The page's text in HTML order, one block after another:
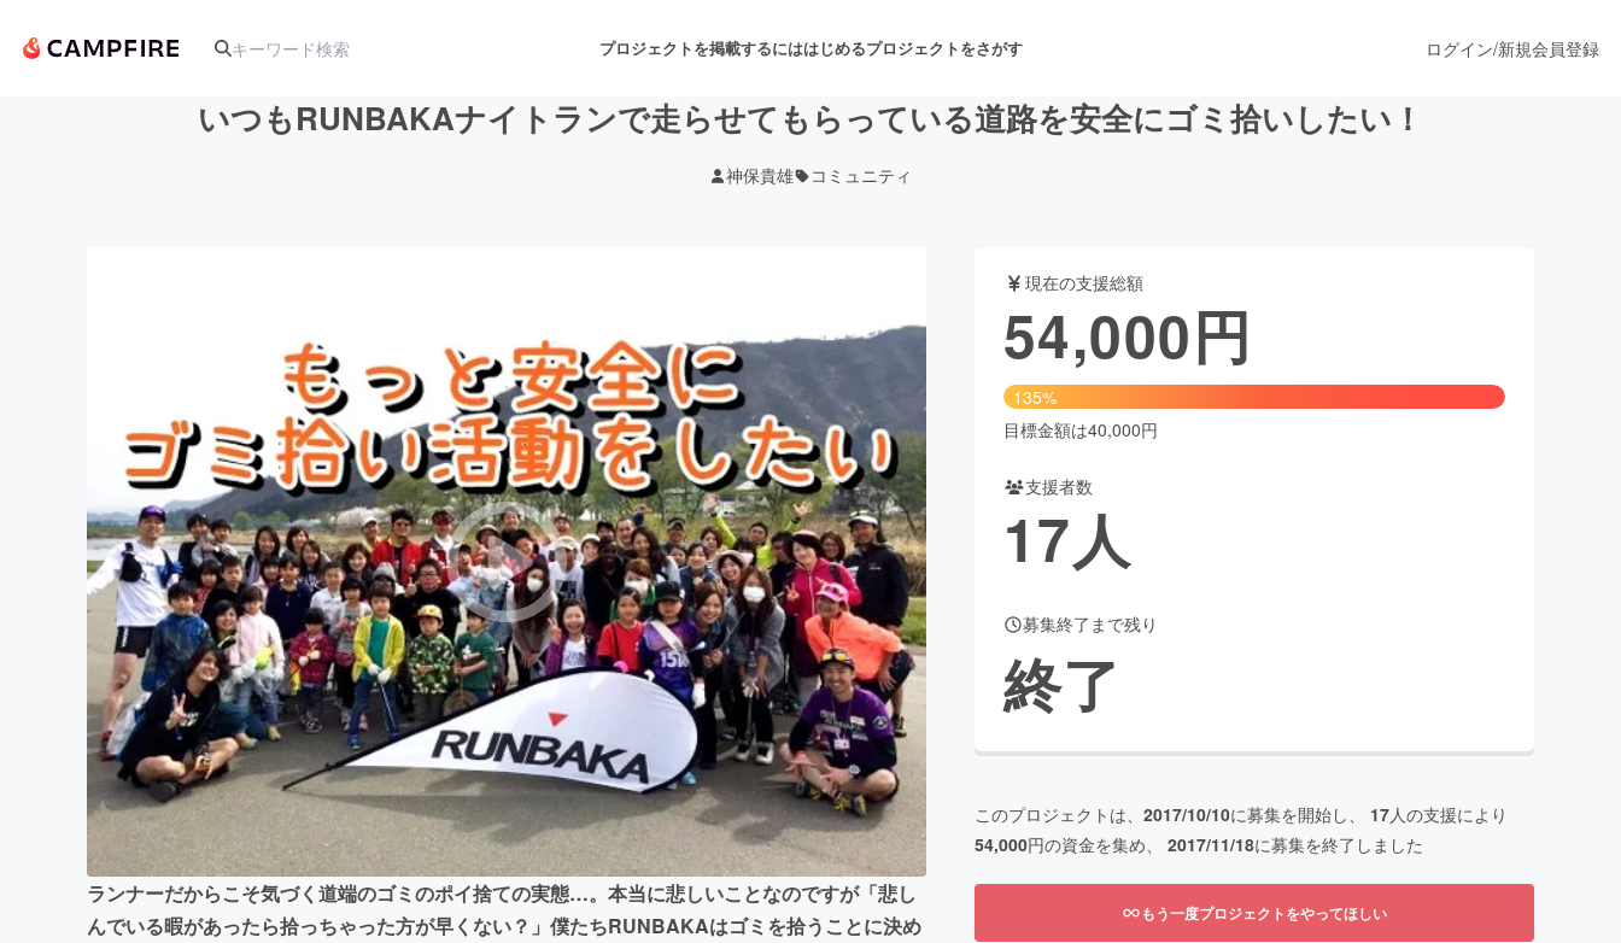
プロジェクトを掲載するにははじめるプロジェクトをさがす
舞台・パフォーマンス
テクノロジー・ガジェット ゲーム・サービス開発 ファッション
映像・映画 書籍・雑誌出版 アニメ・漫画
ビジネス・起業 チャレンジ ビューティー・ヘルスケア
まちづくり・地域活性化
CAMPFIRE for Social GoodCAMPFIRE Creation
CAMPFIREふるさと納税machi-yaコミュニティ
ログイン/新規会員登録
いつもRUNBAKAナイトランで走らせてもらっている道路を安全にゴミ拾いしたい！
神保貴雄 コミュニティ
ランナーだからこそ気づく道端のゴミのポイ捨ての実態…。本当に悲しいことなのですが「悲し
んでいる暇があったら拾っちゃった方が早くない？」僕たちRUNBAKAはゴミを拾うことに決め
現在の支援総額
54,000円
135%
目標金額は40,000円
支援者数
17人
募集終了まで残り
終了
このプロジェクトは、 2017/10/10に募集を開始し、 17人の支援により
54,000円の資金を集め、 2017/11/18に募集を終了しました
もう一度プロジェクトをやってほしい